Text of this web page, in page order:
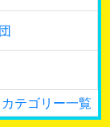
テゴリー一覧